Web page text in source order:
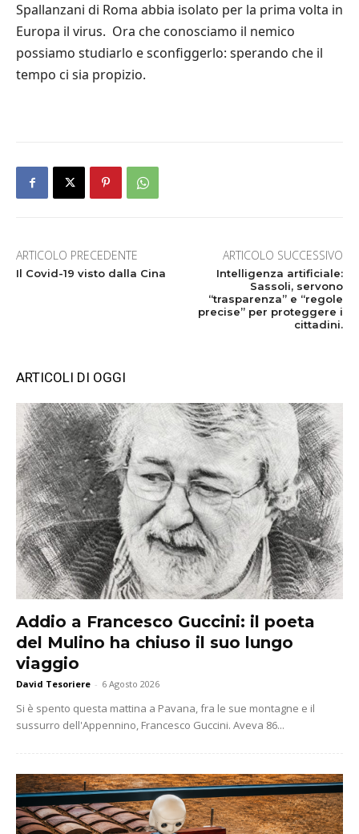
Spallanzani di Roma abbia isolato per la prima volta in
Europa il virus. Ora che conosciamo il nemico
possiamo studiarlo e sconfiggerlo: sperando che il
tempo ci sia propizio.
ARTICOLO PRECEDENTE
Il Covid-19 visto dalla Cina
ARTICOLO SUCCESSIVO
Intelligenza artificiale:
Sassoli, servono
“trasparenza” e “regole
precise” per proteggere i
cittadini.
ARTICOLI DI OGGI
Addio a Francesco Guccini: il poeta
del Mulino ha chiuso il suo lungo
viaggio
David Tesoriere - 6 Agosto 2026
Si è spento questa mattina a Pavana, fra le sue montagne e il
sussurro dell'Appennino, Francesco Guccini. Aveva 86...